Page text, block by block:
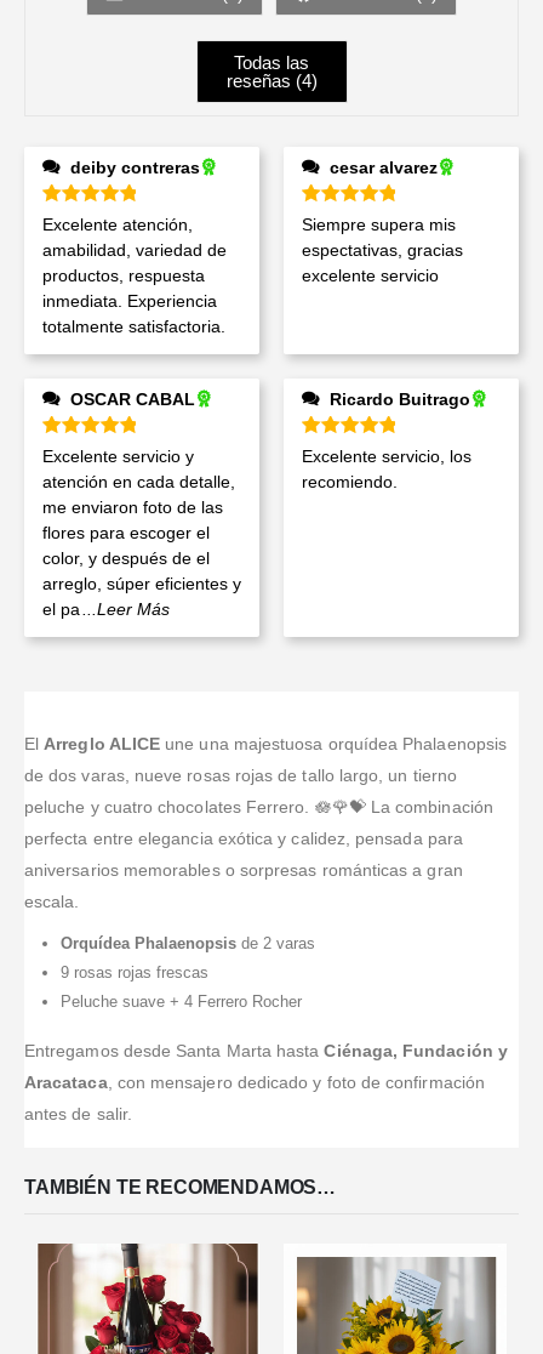
Todas las
reseñas (4)
deiby contreras
Valorado en5de 5
Excelente atención,
amabilidad, variedad de
productos, respuesta
inmediata. Experiencia
totalmente satisfactoria.
cesar alvarez
Valorado en 5de 5
Siempre supera mis
espectativas, gracias
excelente servicio
OSCAR CABAL
Valorado en 5de 5
Excelente servicio y
atención en cada detalle,
me enviaron foto de las
flores para escoger el
color, y después de el
arreglo, súper eficientes y
el pa...Leer Más
Ricardo Buitrago
Valorado en 5de 5
Excelente servicio, los
recomiendo.
ElArreglo ALICE une una majestuosa orquídea Phalaenopsis
de dos varas, nueve rosas rojas de tallo largo, un tierno
peluche y cuatro chocolates Ferrero. 🪷🌹💝 La combinación
perfecta entre elegancia exótica y calidez, pensada para
aniversarios memorables o sorpresas románticas a gran
escala.
Orquídea Phalaenopsisde 2 varas
9 rosas rojas frescas
Peluche suave + 4 Ferrero Rocher
Entregamos desde Santa Marta hastaCiénaga, Fundación y
Aracataca, con mensajero dedicado y foto de confirmación
antes de salir.
TAMBIÉN TE RECOMENDAMOS…